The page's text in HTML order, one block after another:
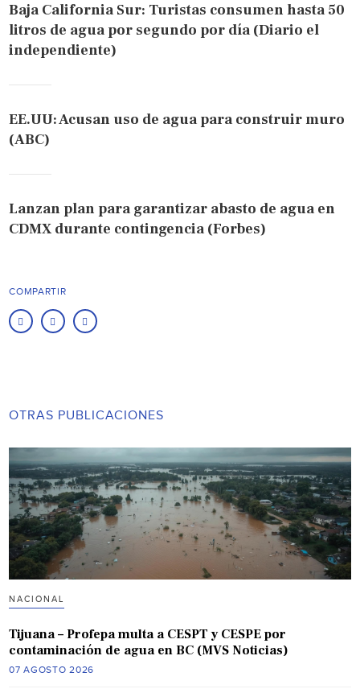
Baja California Sur: Turistas consumen hasta 50
litros de agua por segundo por día (Diario el
independiente)
EE.UU: Acusan uso de agua para construir muro
(ABC)
Lanzan plan para garantizar abasto de agua en
CDMX durante contingencia (Forbes)
COMPARTIR
OTRAS PUBLICACIONES
NACIONAL
Tijuana – Profepa multa a CESPT y CESPE por
contaminación de agua en BC (MVS Noticias)
07 AGOSTO 2026